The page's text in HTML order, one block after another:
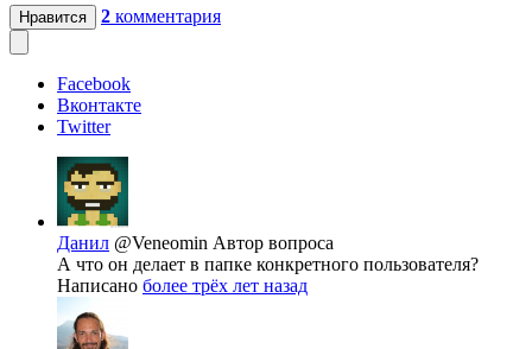
Нравится 2 комментария
Facebook
Вконтакте
Twitter
Данил @Veneomin Автор вопроса
А что он делает в папке конкретного пользователя?
Написано более трёх лет назад